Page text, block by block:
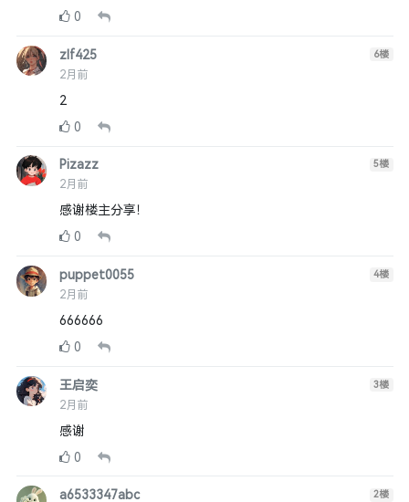
0
zlf425
2月前
6楼
2
0
Pizazz
2月前
5楼
感谢楼主分享！
0
puppet0055
2月前
4楼
666666
0
王启奕
2月前
3楼
感谢
0
a6533347abc 2楼